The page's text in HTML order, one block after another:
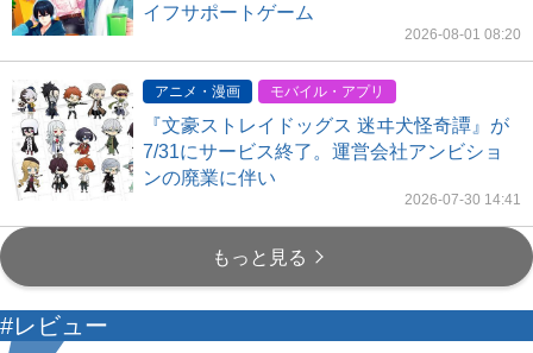
イフサポートゲーム
2026-08-01 08:20
アニメ・漫画 モバイル・アプリ
『文豪ストレイドッグス 迷ヰ犬怪奇譚』が
7/31にサービス終了。運営会社アンビショ
ンの廃業に伴い
2026-07-30 14:41
もっと見る
#レビュー